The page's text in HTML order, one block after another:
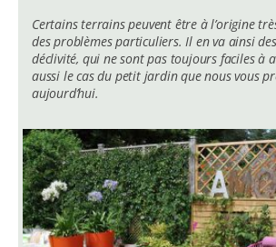
Certains terrains peuvent être à l’origine
des problèmes particuliers. Il en va ainsi
déclivité, qui ne sont pas toujours faciles à
aussi le cas du petit jardin que nous vous
aujourd’hui.